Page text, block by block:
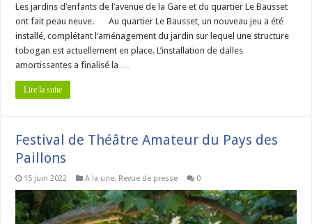
Les jardins d’enfants de l’avenue de la Gare et du quartier Le Bausset
ont fait peau neuve. Au quartier Le Bausset, un nouveau jeu a été
installé, complétant l’aménagement du jardin sur lequel une structure
tobogan est actuellement en place. L’installation de dalles
amortissantes a finalisé la …
Lire la suite
Festival de Théâtre Amateur du Pays des
Paillons
15 juin 2022 A la une, Revue de presse 0